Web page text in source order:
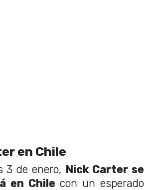
en Chile
3 de enero, Nick Carter se
en Chile con un esperado